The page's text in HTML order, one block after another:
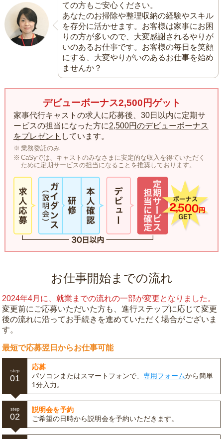
ての方もご安心ください。
あなたのお掃除や整理収納の経験やスキル
を存分に活かせます。お客様は家事にお困
りの方が多いので、大変感謝されるやりが
いのあるお仕事です。お客様の毎日を笑顔
にする、大変やりがいのあるお仕事を始め
ませんか？
デビューボーナス2,500円ゲット
家事代行キャストの求人に応募後、30日以内に定期サ
ービスの担当になった方に2,500円のデビューボーナス
をプレゼント しています。
業務委託のみ
CaSyでは、キャストのみなさまに安定的な収入を得ていただく
ために定期サービスの担当になることを推奨しております。
お仕事開始までの流れ
2024年4月に、就業までの流れの一部が変更となりました。
変更前にご応募いただいた方も、進行ステップに応じて変更
後の流れに沿ってお手続きを進めていただく場合がございま
す。
最短で応募翌日からお仕事可能
step
01
応募
パソコンまたはスマートフォンで、専用フォームから簡単
1分入力。
step
02
説明会を予約
ご希望の日時から説明会を予約いただきます。